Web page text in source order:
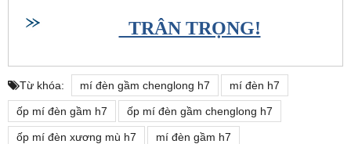
TRÂN TRỌNG!
Từ khóa: mí đèn gầm chenglong h7 mí đèn h7
ốp mí đèn gầm h7 ốp mí đèn gầm chenglong h7
ốp mí đèn xương mù h7 mí đèn gầm h7